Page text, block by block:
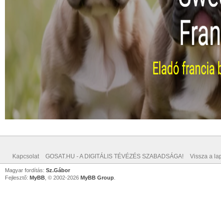
Kapcsolat GOSAT.HU - A DIGITÁLIS TÉVÉZÉS SZABADSÁGA! Vissza a
Magyar fordítás: Sz.Gábor
Fejlesztő: MyBB , © 2002-2026 MyBB Group